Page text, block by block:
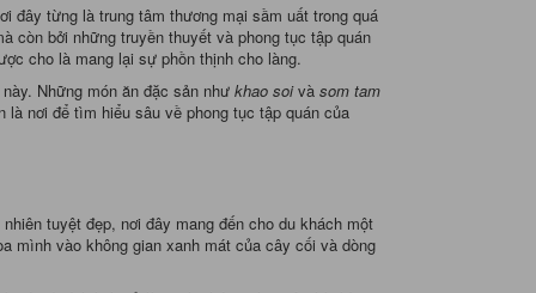
đây từng là trung tâm thương mại sầm uất trong quá
còn bởi những truyền thuyết và phong tục tập quán
cho là mang lại sự phồn thịnh cho làng.
Những món ăn đặc sản như khao soivà som tam
là nơi để tìm hiểu sâu về phong tục tập quán của
tuyệt đẹp, nơi đây mang đến cho du khách một
mình vào không gian xanh mát của cây cối và dòng